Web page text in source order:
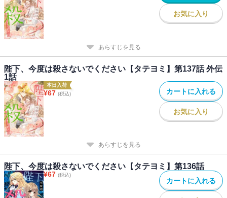
お気に入り
あらすじを見る
陛下、今度は殺さないでください【タテヨミ】第137話 外伝
1話
本日入荷
¥67 (税込) カートに入れる
お気に入り
あらすじを見る
陛下、今度は殺さないでください【タテヨミ】第136話
¥67 (税込)
カートに入れる